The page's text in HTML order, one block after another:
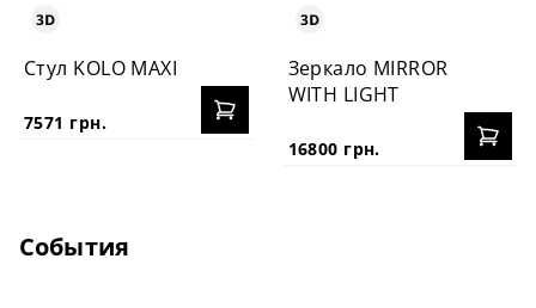
Стул KOLO MAXI
7571 грн.
Зеркало MIRROR
WITH LIGHT
16800 грн.
События